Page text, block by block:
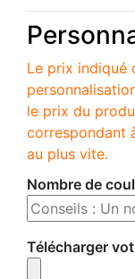
Le prix indiqué
le prix du
correspondant
au plus vite.
Nombre de
Télécharger